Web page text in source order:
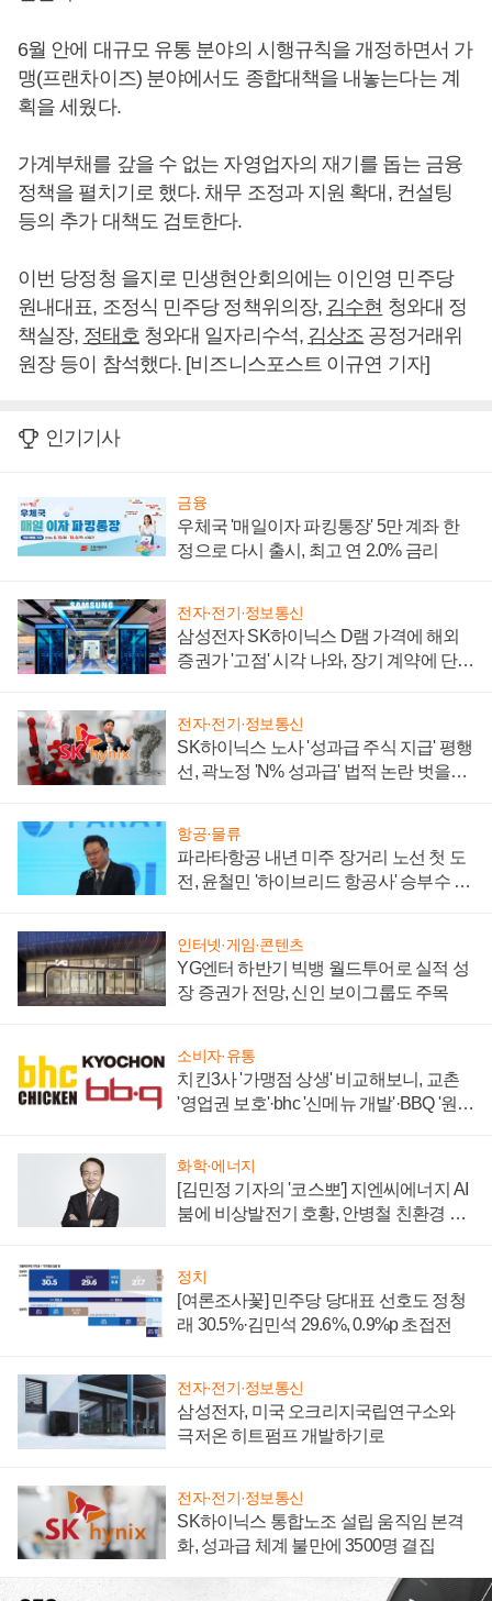
6월 안에 대규모 유통 분야의 시행규칙을 개정하면서 가
맹(프랜차이즈) 분야에서도 종합대책을 내놓는다는 계
획을 세웠다.
가계부채를 갚을 수 없는 자영업자의 재기를 돕는 금융
정책을 펼치기로 했다. 채무 조정과 지원 확대, 컨설팅
등의 추가 대책도 검토한다.
이번 당정청 을지로 민생현안회의에는 이인영 민주당
원내대표, 조정식 민주당 정책위의장, 김수현 청와대 정
책실장, 정태호청와대 일자리수석, 김상조 공정거래위
원장 등이 참석했다. [비즈니스포스트 이규연 기자]
인기기사
금융
우체국 '매일이자 파킹통장' 5만 계좌 한
정으로 다시 출시, 최고 연 2.0% 금리
전자·전기·정보통신
삼성전자 SK하이닉스 D램 가격에 해외
증권가 '고점' 시각 나와, 장기 계약에 단점
전자·전기·정보통신
SK하이닉스 노사 '성과급 주식 지급' 평행
선, 곽노정 'N% 성과급' 법적 논란 벗을지
항공·물류
파라타항공 내년 미주 장거리 노선 첫 도
전, 윤철민 '하이브리드 항공사' 승부수 통
인터넷·게임·콘텐츠
YG엔터 하반기 빅뱅 월드투어로 실적 성
장 증권가 전망, 신인 보이그룹도 주목
소비자·유통
치킨3사 '가맹점 상생' 비교해보니, 교촌
'영업권 보호'·bhc '신메뉴 개발'·BBQ '원가
화학·에너지
[김민정 기자의 '코스뽀'] 지엔씨에너지 AI
붐에 비상발전기 호황, 안병철 친환경 에
정치
[여론조사꽃] 민주당 당대표 선호도 정청
래 30.5%·김민석 29.6%, 0.9%p 초접전
전자·전기·정보통신
삼성전자, 미국 오크리지국립연구소와
극저온 히트펌프 개발하기로
전자·전기·정보통신
SK하이닉스 통합노조 설립 움직임 본격
화, 성과급 체계 불만에 3500명 결집